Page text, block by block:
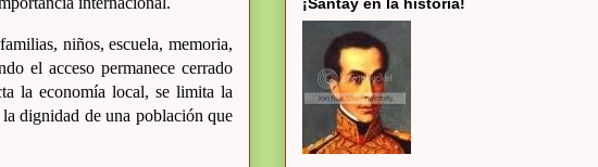
niños, escuela, memoria,
el acceso permanece cerrado
la economía local, se limita la
dignidad de una población que
¡Santay en la historia!